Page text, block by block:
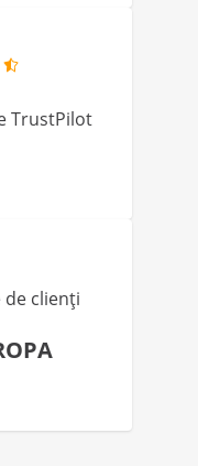
TrustPilot
de clienți